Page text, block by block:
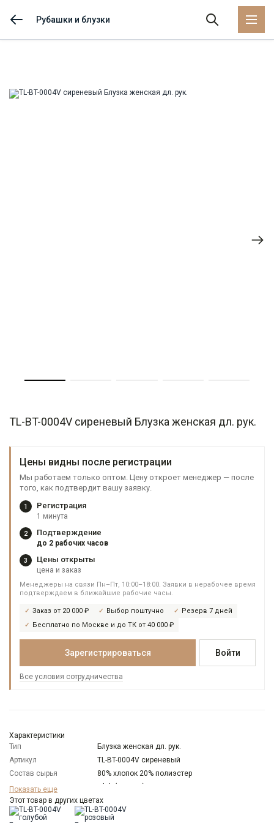
Рубашки и блузки
TL-BT-0004V сиреневый Блузка женская дл. рук.
Цены видны после регистрации
Мы работаем только оптом. Цену откроет менеджер — после
того, как подтвердит вашу заявку.
1 Регистрация
1 минута
2 Подтверждение
до 2 рабочих часов
3 Цены открыты
цена и заказ
Менеджеры на связи Пн–Пт, 10:00–18:00. Заявки в нерабочее время
подтверждаем в ближайшие рабочие часы.
Заказ от 20 000 ₽ Выбор поштучно
Резерв 7 дней
Бесплатно по Москве и до ТК от 40 000 ₽
Зарегистрироваться Войти
Все условия сотрудничества
Характеристики
Тип
Блузка женская дл. рук.
Артикул
TL-BT-0004V сиреневый
Состав сырья
80% хлопок 20% полиэстер
Бренд
Модель
Свободная
Цвет
Сиреневый
Показать еще
Этот товар в других цветах